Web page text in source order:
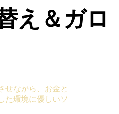
え＆ガロ
せながら、お金と
た環境に優しいソ